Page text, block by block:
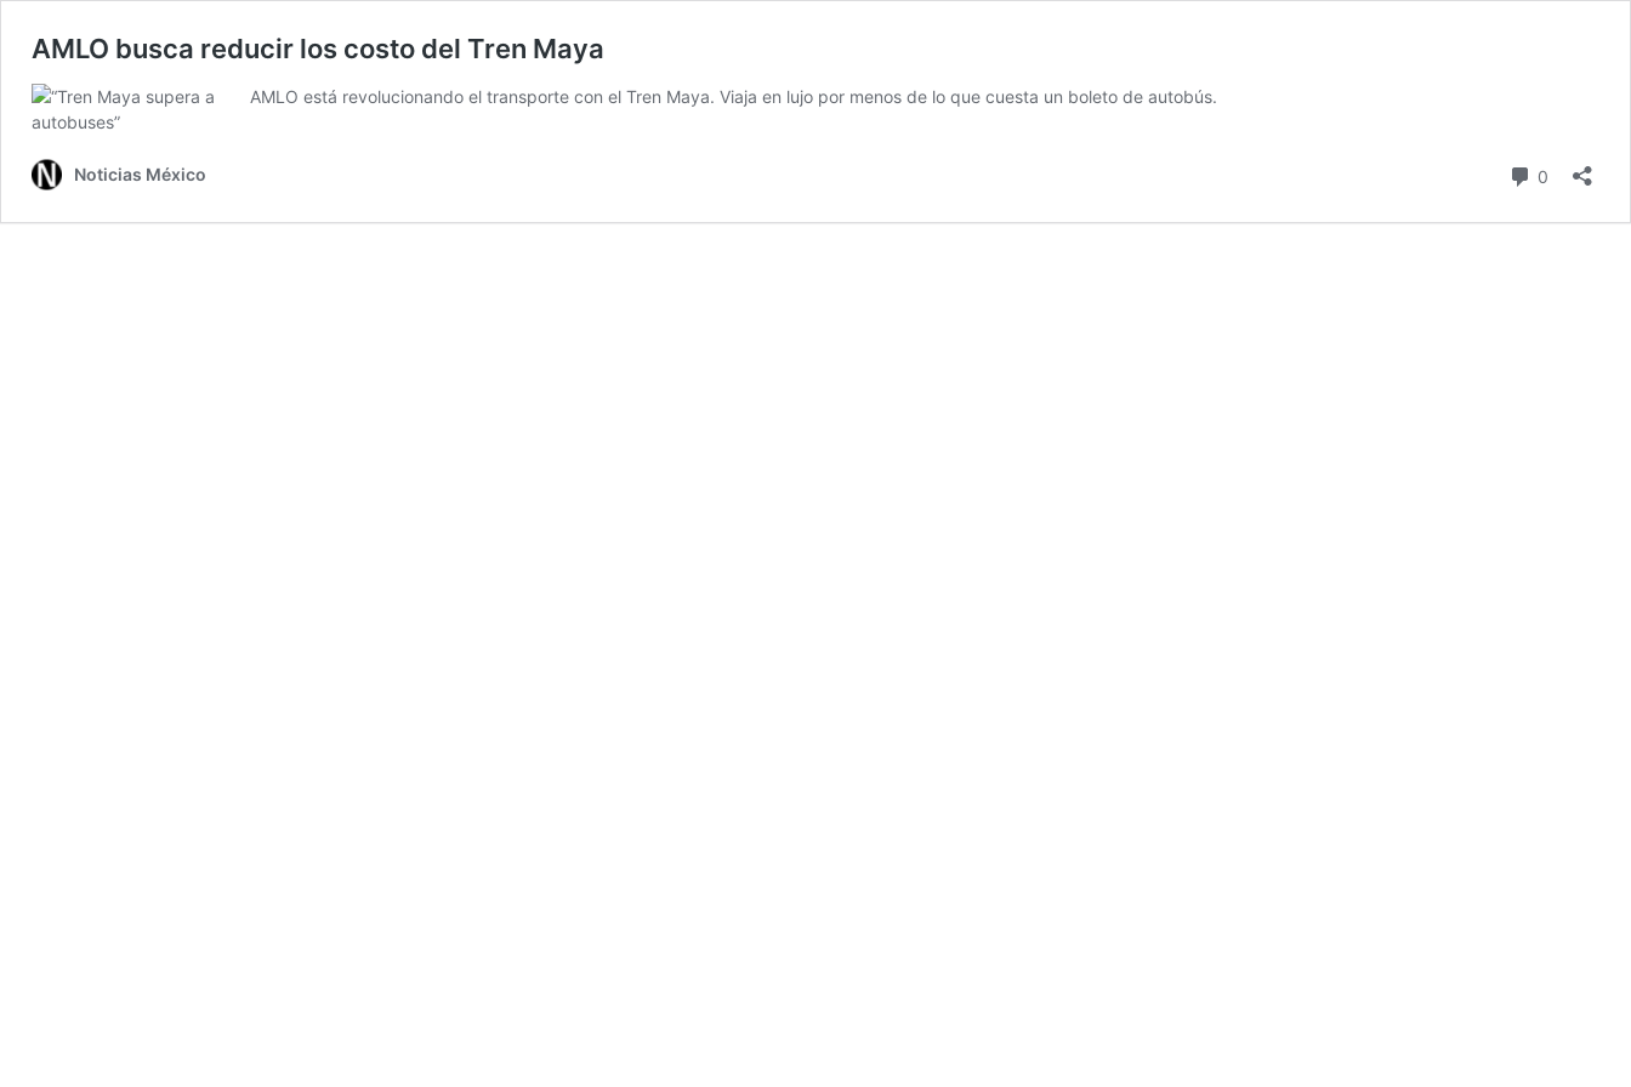
AMLO busca reducir los costo del Tren Maya
AMLO está revolucionando el transporte con el Tren Maya. Viaja en lujo por menos de lo que cuesta un boleto de autobús.
Noticias México 0